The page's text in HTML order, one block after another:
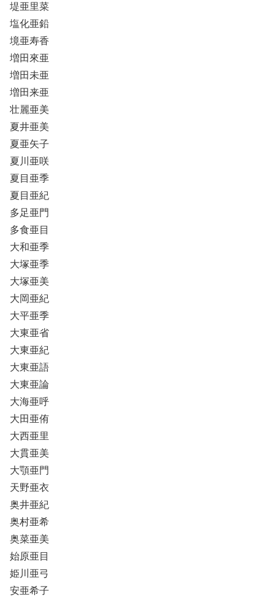
堤亜里菜
塩化亜鉛
境亜寿香
増田來亜
増田未亜
増田来亜
壮麗亜美
夏井亜美
夏亜矢子
夏川亜咲
夏目亜季
夏目亜紀
多足亜門
多食亜目
大和亜季
大塚亜季
大塚亜美
大岡亜紀
大平亜季
大東亜省
大東亜紀
大東亜語
大東亜論
大海亜呼
大田亜侑
大西亜里
大貫亜美
大顎亜門
天野亜衣
奥井亜紀
奥村亜希
奥菜亜美
始原亜目
姫川亜弓
安亜希子